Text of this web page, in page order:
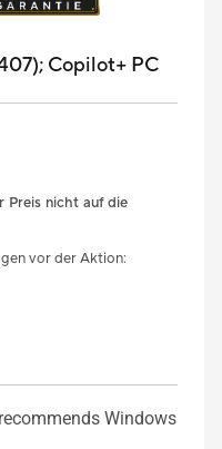
Copilot+ PC
Preis nicht auf die
vor der Aktion:
Windows